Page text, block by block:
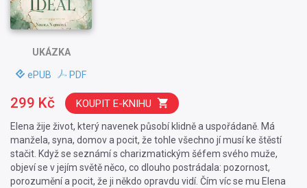
UKÁZKA
ePUB PDF
Elena žije život, který navenek působí klidně a uspořádaně. Má
manžela, syna, domov a pocit, že tohle všechno jí musí ke štěstí
stačit. Když se seznámí s charizmatickým šéfem svého muže,
objeví se v jejím světě něco, co dlouho postrádala: pozornost,
porozumění a pocit, že ji někdo opravdu vidí. Čím víc se mu Elena
299 Kč KOUPIT E-KNIHU